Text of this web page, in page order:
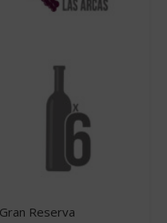
Reserva